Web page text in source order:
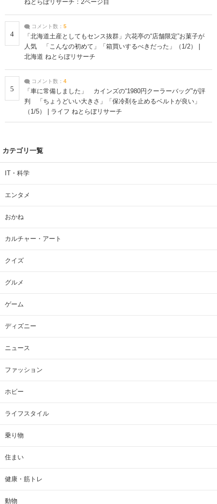
ねとらぼリサーチ：2ページ目
4
コメント数： 5
「北海道土産としてもセンス抜群」六花亭の“店舗限定”お菓子が
人気 「こんなの初めて」「箱買いするべきだった」（1/2） |
北海道 ねとらぼリサーチ
5
コメント数： 4
「車に常備しました」 カインズの“1980円クーラーバッグ”が評
判 「ちょうどいい大きさ」「保冷剤を止めるベルトが良い」
（1/5） | ライフ ねとらぼリサーチ
カテゴリ一覧
IT・科学
エンタメ
おかね
カルチャー・アート
クイズ
グルメ
ゲーム
ディズニー
ニュース
ファッション
ホビー
ライフスタイル
乗り物
住まい
健康・筋トレ
動物